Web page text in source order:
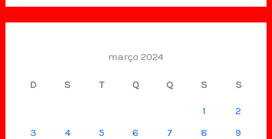
março 2024
D S T Q Q S S
1
2
3
4 5 6 7 8
9